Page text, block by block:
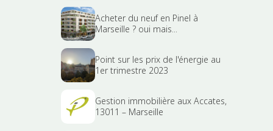
Acheter du neuf en Pinel à
Marseille ? oui mais...
Point sur les prix de l'énergie au
1er trimestre 2023
Gestion immobilière aux Accates,
13011 – Marseille